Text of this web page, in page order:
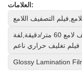
العلامات:
التصفيف اللامع
فيلم تغليف لامع 10 متر/دقيقة,فيلم تغليف لامع 60 متر/دقيقة,لفة
فيلم تغليف حراري ناعم
Glossy Lamination